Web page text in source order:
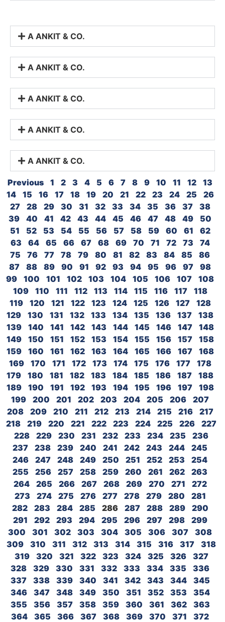
A ANKIT & CO.
A ANKIT & CO.
A ANKIT & CO.
A ANKIT & CO.
A ANKIT & CO.
Previous 1 2 3 4 5 6 7 8 9 10 11 12
13
14
15 16 17 18 19 20 21 22 23 24 25
26
27
28 29 30 31 32 33 34 35 36 37
38
39
40 41 42 43 44 45 46 47 48 49
50
51
52 53 54 55 56 57 58 59 60 61
62
63
64 65 66 67 68 69 70 71 72 73
74
75
76 77 78 79 80 81 82 83 84 85
86
87
88 89 90 91 92 93 94 95 96 97
98
99
100 101 102 103 104 105 106 107
108
109
110 111 112 113 114 115 116 117
118
119
120 121 122 123 124 125 126 127
128
129
130 131 132 133 134 135 136 137
138
139
140 141 142 143 144 145 146 147
148
149
150 151 152 153 154 155 156 157
158
159
160 161 162 163 164 165 166 167
168
169
170 171 172 173 174 175 176 177
178
179
180 181 182 183 184 185 186 187
188
189
190 191 192 193 194 195 196 197
198
199
200 201 202 203 204 205 206
207
208
209 210 211 212 213 214 215 216
217
218
219 220 221 222 223 224 225 226
227
228
229 230 231 232 233 234 235
236
237
238 239 240 241 242 243 244
245
246
247 248 249 250 251 252 253
254
255
256 257 258 259 260 261 262
263
264
265 266 267 268 269 270 271
272
273
274 275 276 277 278 279 280
281
282
283 284 285 286 287 288 289
290
291
292 293 294 295 296 297 298
299
300
301 302 303 304 305 306 307
308
309
310 311 312 313 314 315 316 317
318
319
320 321 322 323 324 325 326
327
328
329 330 331 332 333 334 335
336
337
338 339 340 341 342 343 344
345
346
347 348 349 350 351 352 353
354
355
356 357 358 359 360 361 362
363
364
365 366 367 368 369 370 371
372